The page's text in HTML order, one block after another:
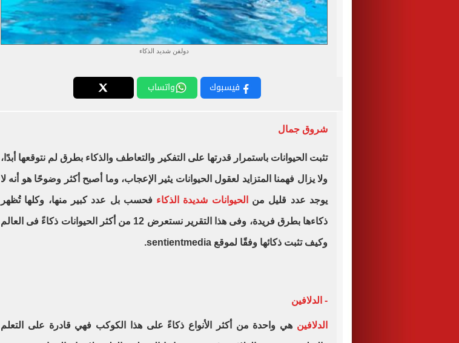
دولفن شديد الذكاء
فيسبوك واتساب
شروق جمال
تثبت الحيوانات باستمرار قدرتها على التفكير والتعاطف والذكاء بطرق لم نتوقعها أبدًا،
ولا يزال فهمنا المتزايد لعقول الحيوانات يثير الإعجاب، وما أصبح أكثر وضوحًا هو أنه لا
يوجد عدد قليل من الحيوانات شديدة الذكاء فحسب بل عدد كبير منها، وكلها تُظهر
ذكاءها بطرق فريدة، وفى هذا التقرير نستعرض 12 من أكثر الحيوانات ذكاءً فى العالم
وكيف تثبت ذكائها وفقًا لموقع sentientmedia.
- الدلافين
الدلافين هي واحدة من أكثر الأنواع ذكاءً على هذا الكوكب فهي قادرة على التعلم